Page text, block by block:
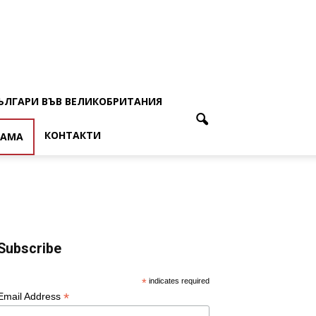
ВЪВ ВЕЛИКОБРИТАНИЯ
КОНТАКТИ
* indicates required
Address *